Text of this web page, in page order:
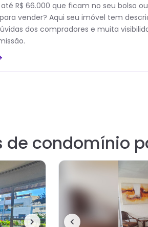
até R$ 66.000 que ficam no seu bolso
vender? Aqui seu imóvel tem
dos compradores e muita
de condomínio